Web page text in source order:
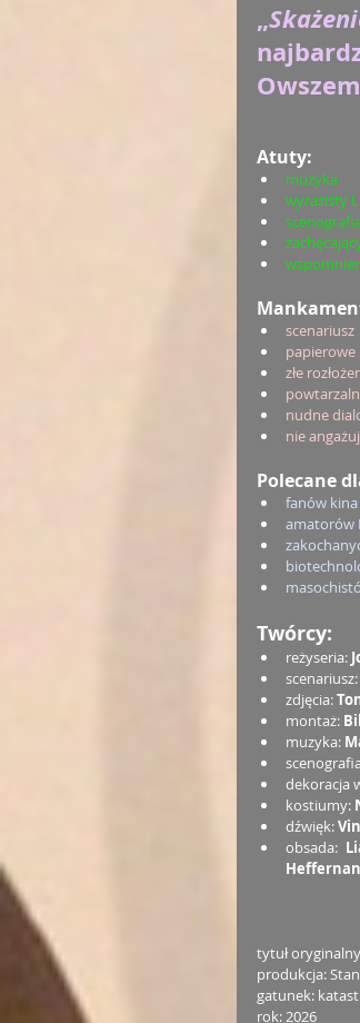
„
Atuty:
muzyka
wyrazisty
scenariusz
papierowe
złe
nudne
nie
Polecane
fanów kina
amatorów
Twórcy:
reżyseria:
scenariusz:
zdjęcia:
montaż:
muzyka:
dekoracja
kostiumy:
dźwięk:
obsada:
Heffernan
tytuł
produkcja:
gatunek:
rok: 2026